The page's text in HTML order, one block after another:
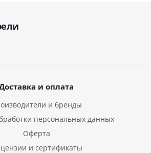
и оплата
и бренды
персональных данных
Оферта
и сертификаты